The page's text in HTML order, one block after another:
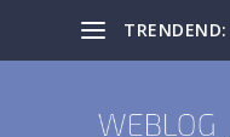
TRENDEND: